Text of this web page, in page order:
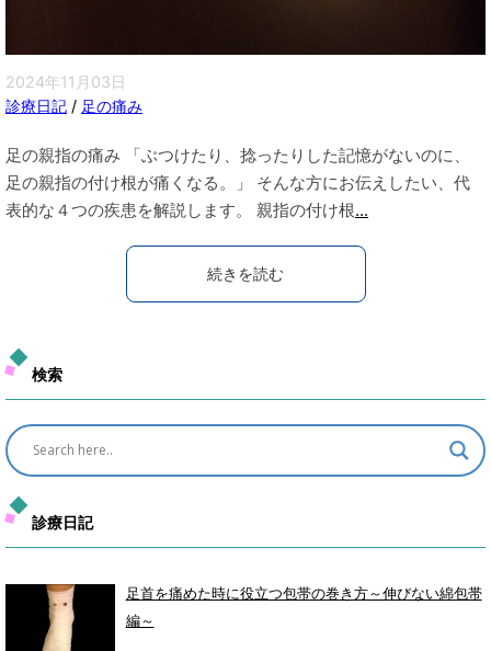
2024年11月03日
診療日記 / 足の痛み
足の親指の痛み 「ぶつけたり、捻ったりした記憶がないのに、
足の親指の付け根が痛くなる。」 そんな方にお伝えしたい、代
表的な４つの疾患を解説します。 親指の付け根...
続きを読む
検索
診療日記
足首を痛めた時に役立つ包帯の巻き方～伸びない綿包帯
編～